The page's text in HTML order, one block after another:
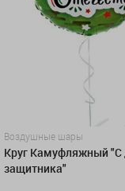
Воздушные шары
Круг Камуфляжный "С
защитника"